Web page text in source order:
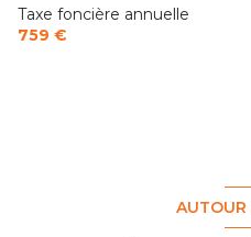
Taxe foncière annuelle
759 €
AUTOUR